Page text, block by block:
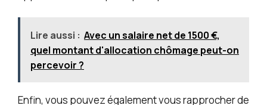
Lire aussi : Avec un salaire net de 1500 €,
quel montant d'allocation chômage peut-on
percevoir ?
Enfin, vous pouvez également vous rapprocher de